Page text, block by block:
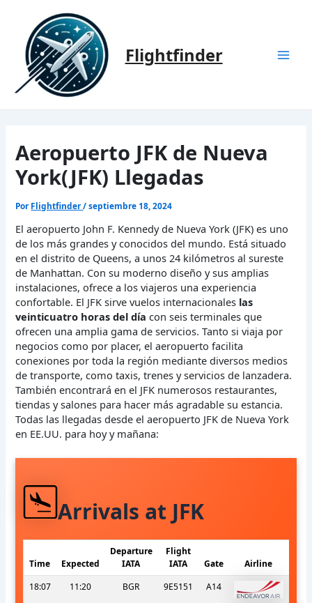
contenido
Flightfinder
Aeropuerto JFK de Nueva
York(JFK) Llegadas
Por Flightfinder/septiembre 18, 2024
El aeropuerto John F. Kennedy de Nueva York (JFK) es uno
de los más grandes y conocidos del mundo. Está situado
en el distrito de Queens, a unos 24 kilómetros al sureste
de Manhattan. Con su moderno diseño y sus amplias
instalaciones, ofrece a los viajeros una experiencia
confortable. El JFK sirve vuelos internacionales las
veinticuatro horas del día con seis terminales que
ofrecen una amplia gama de servicios. Tanto si viaja por
negocios como por placer, el aeropuerto facilita
conexiones por toda la región mediante diversos medios
de transporte, como taxis, trenes y servicios de lanzadera.
También encontrará en el JFK numerosos restaurantes,
tiendas y salones para hacer más agradable su estancia.
Todas las llegadas desde el aeropuerto JFK de Nueva York
en EE.UU. para hoy y mañana:
Arrivals at JFK
Time Expected
Departure
IATA
Flight
IATA
Gate
Airline
18:07
11:20 BGR 9E5151 A14